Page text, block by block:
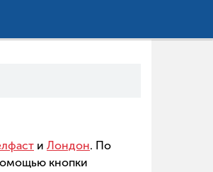
и Лондон. По
кнопки